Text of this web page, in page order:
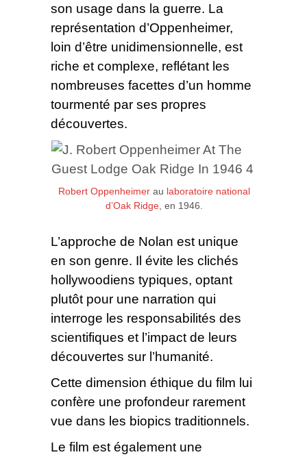
son usage dans la guerre. La
représentation d’Oppenheimer,
loin d’être unidimensionnelle, est
riche et complexe, reflétant les
nombreuses facettes d’un homme
tourmenté par ses propres
découvertes.
Robert Oppenheimerau laboratoire national
d’Oak Ridge, en 1946.
L’approche de Nolan est unique
en son genre. Il évite les clichés
hollywoodiens typiques, optant
plutôt pour une narration qui
interroge les responsabilités des
scientifiques et l’impact de leurs
découvertes sur l’humanité.
Cette dimension éthique du film lui
confère une profondeur rarement
vue dans les biopics traditionnels.
Le film est également une